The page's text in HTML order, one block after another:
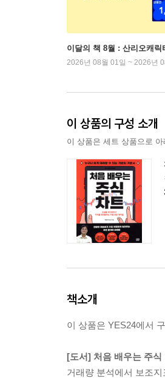
이달의 책 8월 : 산리오캐릭
2026년 08월 01일 ~ 2026년
이 상품의 구성 소개
이 상품은 세트 상품으로
책소개
이 상품은 YES24에서
[도서] 처음 배우는 주식
거래량 분석에서 보조